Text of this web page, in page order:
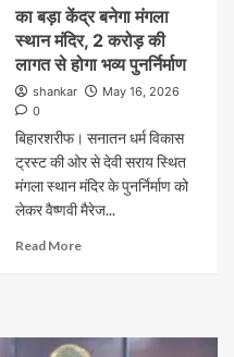
का बड़ा केंद्र बनेगा मंगला
स्थान मंदिर, 2 करोड़ की
लागत से होगा भव्य पुनर्निर्माण
shankar
May 16, 2026
0
बिहारशरीफ। सनातन धर्म विकास
ट्रस्ट की ओर से देवी सराय स्थित
मंगला स्थान मंदिर के पुनर्निर्माण को
लेकर वैष्णवी मैरेज...
Read More